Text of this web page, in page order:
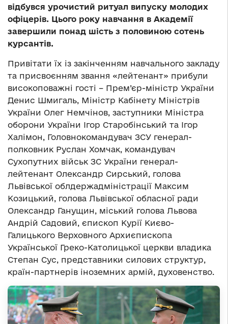
відбувся урочистий ритуал випуску молодих
офіцерів. Цього року навчання в Академії
завершили понад шість з половиною сотень
курсантів.
Привітати їх із закінченням навчального закладу
та присвоєнням звання «лейтенант» прибули
високоповажні гості – Прем’єр-міністр України
Денис Шмигаль, Міністр Кабінету Міністрів
України Олег Немчінов, заступники Міністра
оборони України Ігор Старобінський та Ігор
Халімон, Головнокомандувач ЗСУ генерал-
полковник Руслан Хомчак, командувач
Сухопутних військ ЗС України генерал-
лейтенант Олександр Сирський, голова
Львівської облдержадміністрації Максим
Козицький, голова Львівської обласної ради
Олександр Ганущин, міський голова Львова
Андрій Садовий, єпископ Курії Києво-
Галицького Верховного Архиєпископа
Української Греко-Католицької церкви владика
Степан Сус, представники силових структур,
країн-партнерів іноземних армій, духовенство.